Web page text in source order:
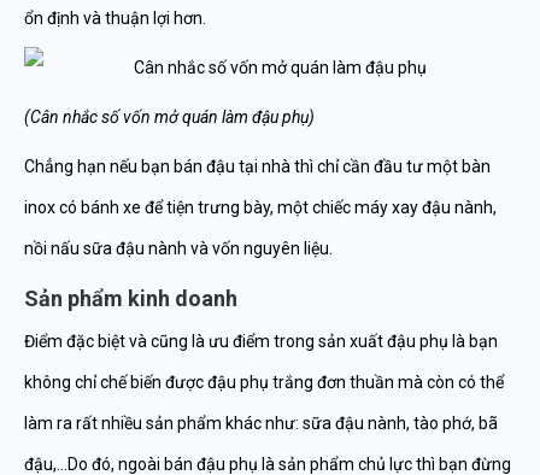
ổn định và thuận lợi hơn.
(Cân nhắc số vốn mở quán làm đậu phụ)
Chẳng hạn nếu bạn bán đậu tại nhà thì chỉ cần đầu tư một bàn
inox có bánh xe để tiện trưng bày, một chiếc máy xay đậu nành,
nồi nấu sữa đậu nành và vốn nguyên liệu.
Sản phẩm kinh doanh
Điểm đặc biệt và cũng là ưu điểm trong sản xuất đậu phụ là bạn
không chỉ chế biến được đậu phụ trắng đơn thuần mà còn có thể
làm ra rất nhiều sản phẩm khác như: sữa đậu nành, tào phớ, bã
đậu,…Do đó, ngoài bán đậu phụ là sản phẩm chủ lực thì bạn đừng